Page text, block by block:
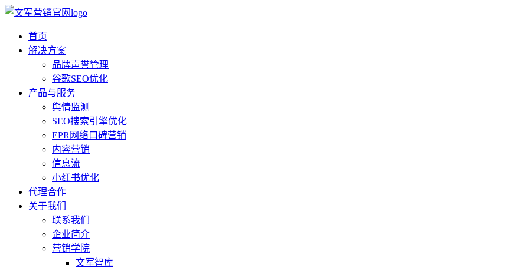
首页
解决方案
品牌声誉管理
谷歌SEO优化
产品与服务
舆情监测
SEO搜索引擎优化
EPR网络口碑营销
内容营销
信息流
小红书优化
代理合作
关于我们
联系我们
企业简介
营销学院
文军智库